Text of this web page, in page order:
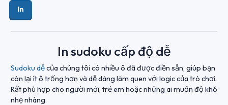
In
In sudoku cấp độ dễ
Sudoku dễcủa chúng tôi có nhiều ô đã được điền sẵn, giúp bạn
còn lại ít ô trống hơn và dễ dàng làm quen với logic của trò chơi.
Rất phù hợp cho người mới, trẻ em hoặc những ai muốn độ khó
nhẹ nhàng.